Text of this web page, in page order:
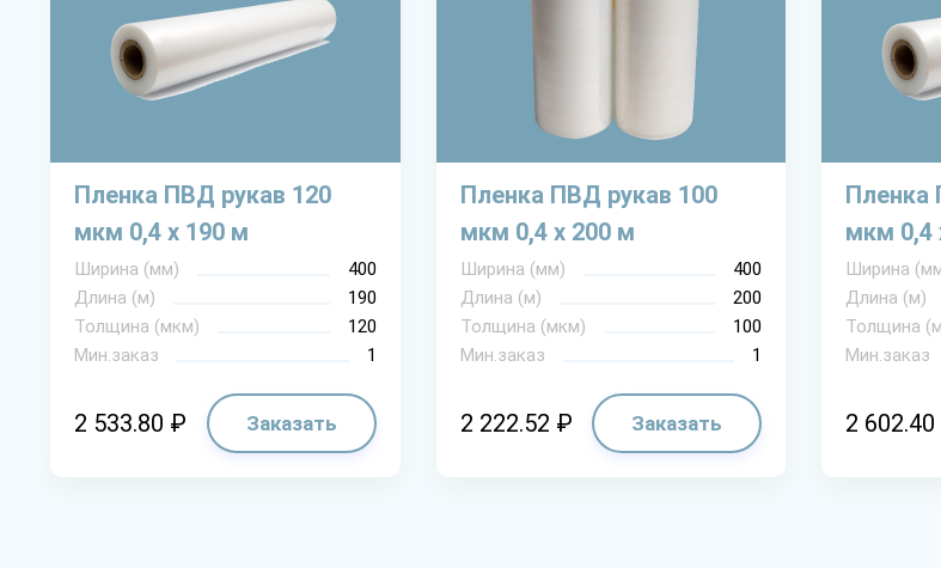
Пленка ПВД рукав 120
мкм 0,4 х 190 м
Ширина (мм)
400
Длина (м)
190
Толщина (мкм)
120
Мин.заказ
1
2 533.80 ₽ Заказать
Пленка ПВД рукав 100
мкм 0,4 х 200 м
Ширина (мм)
400
Длина (м)
200
Толщина (мкм)
100
Мин.заказ
1
2 222.52 ₽ Заказать
Пленка
мкм 0,4
Ширина
Длина (м)
Толщина
Мин.заказ
2